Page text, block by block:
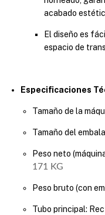
acabado
El diseño es
espacio de
Especificaciones
Tamaño de la
Tamaño del
Peso neto
171 KG
Peso bruto (con
Tubo principal: